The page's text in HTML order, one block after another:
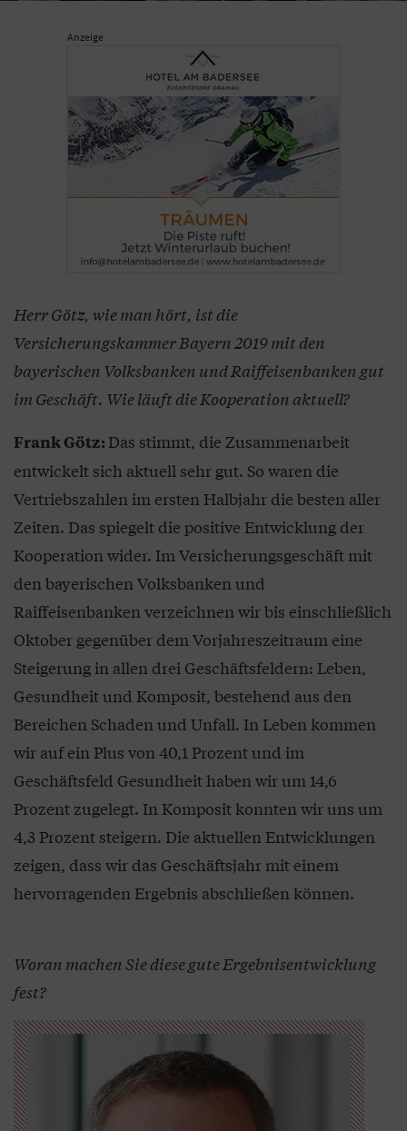
Anzeige
Herr Götz, wie man hört, ist die
Versicherungskammer Bayern 2019 mit den
bayerischen Volksbanken und Raiffeisenbanken gut
im Geschäft. Wie läuft die Kooperation aktuell?
Frank Götz:Das stimmt, die Zusammenarbeit
entwickelt sich aktuell sehr gut. So waren die
Vertriebszahlen im ersten Halbjahr die besten aller
Zeiten. Das spiegelt die positive Entwicklung der
Kooperation wider. Im Versicherungsgeschäft mit
den bayerischen Volksbanken und
Raiffeisenbanken verzeichnen wir bis einschließlich
Oktober gegenüber dem Vorjahreszeitraum eine
Steigerung in allen drei Geschäftsfeldern: Leben,
Gesundheit und Komposit, bestehend aus den
Bereichen Schaden und Unfall. In Leben kommen
wir auf ein Plus von 40,1 Prozent und im
Geschäftsfeld Gesundheit haben wir um 14,6
Prozent zugelegt. In Komposit konnten wir uns um
4,3 Prozent steigern. Die aktuellen Entwicklungen
zeigen, dass wir das Geschäftsjahr mit einem
hervorragenden Ergebnis abschließen können.
Woran machen Sie diese gute Ergebnisentwicklung
fest?